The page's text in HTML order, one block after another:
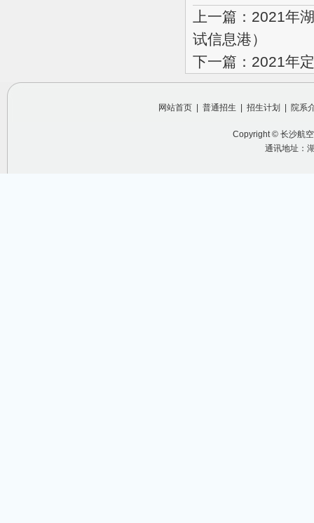
上一篇：2021年
试信息港）
下一篇：2021年
网站首页 普通招生 招生计划 院系
Copyright © 长沙航
通讯地址：